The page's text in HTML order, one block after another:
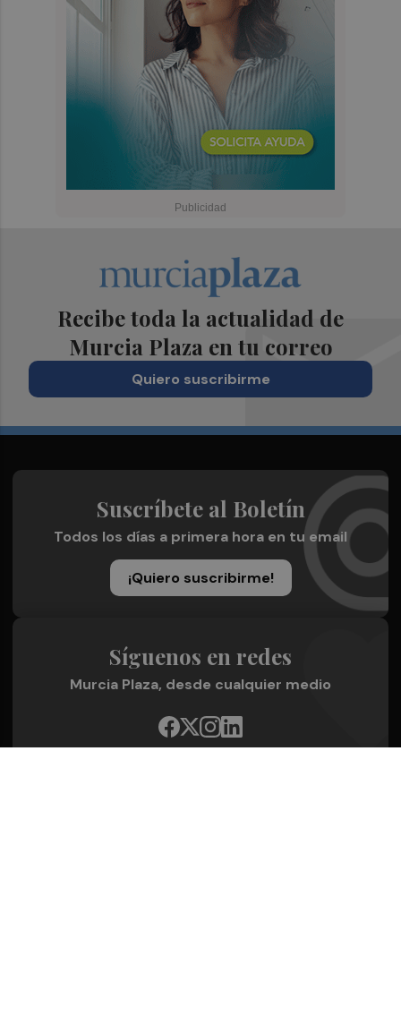
Recibe toda la actualidad de
Murcia Plaza en tu correo
Quiero suscribirme
Suscríbete al Boletín
Todos los días a primera hora en tu email
¡Quiero suscribirme!
Síguenos en redes
Murcia Plaza, desde cualquier medio